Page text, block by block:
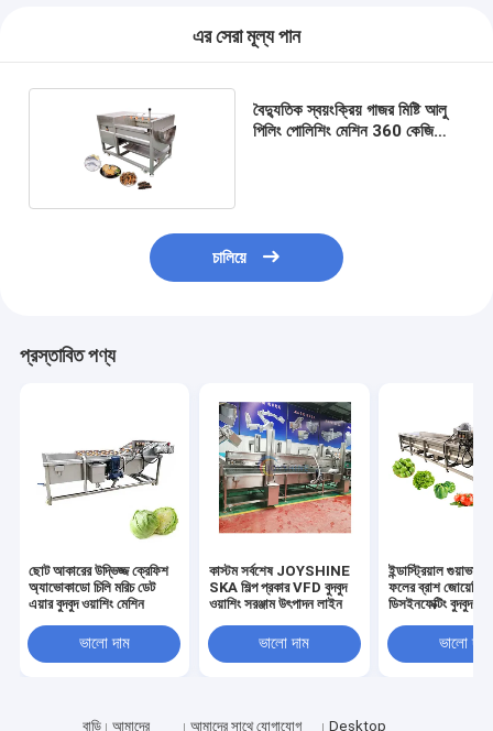
এর সেরা মূল্য পান
বৈদ্যুতিক স্বয়ংক্রিয় গাজর মিষ্টি আলু
পিলিং পোলিশিং মেশিন 360 কেজি
চালিয়ে
প্রস্তাবিত পণ্য
ছোট আকারের উদ্ভিজ্জ ক্রেফিশ
অ্যাভোকাডো চিলি মরিচ ডেট
এয়ার বুদবুদ ওয়াশিং মেশিন
ভালো দাম
কাস্টম সর্বশেষ JOYSHINE
SKA শিল্প প্রকার VFD বুদবুদ
ওয়াশিং সরঞ্জাম উৎপাদন লাইন
ভালো দাম
ইন্ডাস্ট্রিয়াল গুয়াভা
ফলের ব্রাশ
ডিসইনফেক্টিং বুদবুদ
ভালো দাম
বাড়ি আমাদের আমাদের সাথে যোগাযোগ Desktop